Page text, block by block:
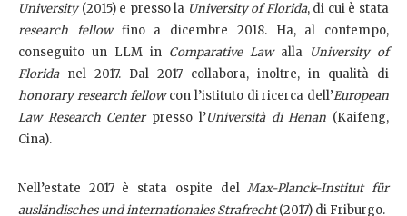
University(2015) e presso la University of Florida, di cui è stata
research fellowfino a dicembre 2018. Ha, al contempo,
conseguito un LLM in Comparative Law alla University of
Floridanel 2017. Dal 2017 collabora, inoltre, in qualità di
honorary research fellowcon l’istituto di ricerca dell’European
Law Research Centerpresso l’Università di Henan (Kaifeng,
Cina).
Nell’estate 2017 è stata ospite delMax-Planck-Institut für
ausländisches und internationales Strafrecht(2017) di Friburgo.